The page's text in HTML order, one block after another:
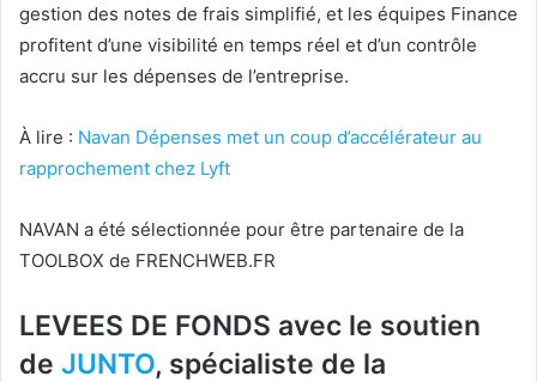
gestion des notes de frais simplifié, et les équipes Finance
profitent d’une visibilité en temps réel et d’un contrôle
accru sur les dépenses de l’entreprise.
À lire : Navan Dépenses met un coup d’accélérateur au
rapprochement chez Lyft
NAVAN a été sélectionnée pour être partenaire de la
TOOLBOX de FRENCHWEB.FR
LEVEES DE FONDS avec le soutien
de JUNTO, spécialiste de la